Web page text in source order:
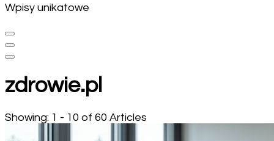
Wpisy unikatowe
zdrowie.pl
Showing: 1 - 10 of 60 Articles